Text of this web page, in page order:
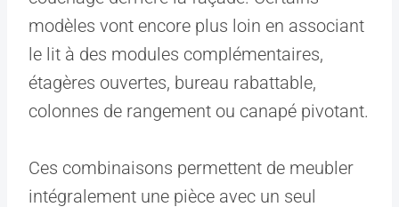
modèles vont encore plus loin en associant
le lit à des modules complémentaires,
étagères ouvertes, bureau rabattable,
colonnes de rangement ou canapé pivotant.
Ces combinaisons permettent de meubler
intégralement une pièce avec un seul